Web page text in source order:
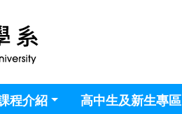
程介紹 高中生及新生專區